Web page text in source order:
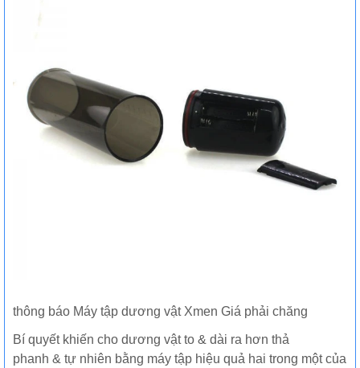
thông báo Máy tập dương vật Xmen Giá phải chăng
Bí quyết khiến cho dương vật to & dài ra hơn thả
phanh & tự nhiên bằng máy tập hiệu quả hai trong một của